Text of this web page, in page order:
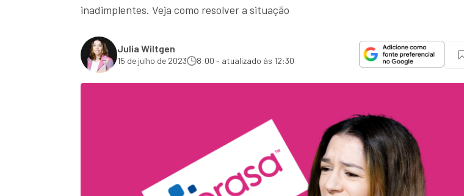
inadimplentes. Veja como resolver a situação
Julia Wiltgen
15 de julho de 2023 8:00 - atualizado às 12:30